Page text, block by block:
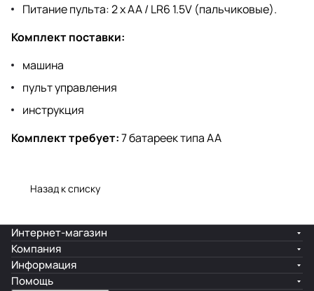
Питание пульта: 2 х АА / LR6 1.5V (пальчиковые).
Комплект поставки:
машина
пульт управления
инструкция
Комплект требует:7 батареек типа АА
Назад к списку
Интернет-магазин
Компания
Информация
Помощь